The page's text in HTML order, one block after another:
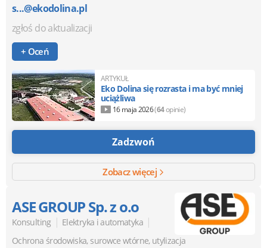
s...@ekodolina.pl
zgłoś do aktualizacji
+ Oceń
ARTYKUŁ
Eko Dolina się rozrasta i ma być mniej
uciążliwa
16 maja 2026(64opinie)
Zadzwoń
Zobacz więcej
ASE GROUP Sp. z o.o
Konsulting | Elektryka i automatyka |
Ochrona środowiska, surowce wtórne, utylizacja